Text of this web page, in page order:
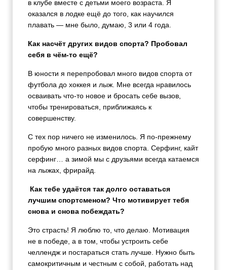
в клубе вместе с детьми моего возраста. Я
оказался в лодке ещё до того, как научился
плавать — мне было, думаю, 3 или 4 года.
Как насчёт других видов спорта? Пробовал
себя в чём-то ещё?
В юности я перепробовал много видов спорта от
футбола до хоккея и лыж. Мне всегда нравилось
осваивать что-то новое и бросать себе вызов,
чтобы тренироваться, приближаясь к
совершенству.
С тех пор ничего не изменилось. Я по-прежнему
пробую много разных видов спорта. Серфинг, кайт
серфинг… а зимой мы с друзьями всегда катаемся
на лыжах, фрирайд.
Как тебе удаётся так долго оставаться
лучшим спортсменом? Что мотивирует тебя
снова и снова побеждать?
Это страсть! Я люблю то, что делаю. Мотивация
не в победе, а в том, чтобы устроить себе
челлендж и постараться стать лучше. Нужно быть
самокритичным и честным с собой, работать над